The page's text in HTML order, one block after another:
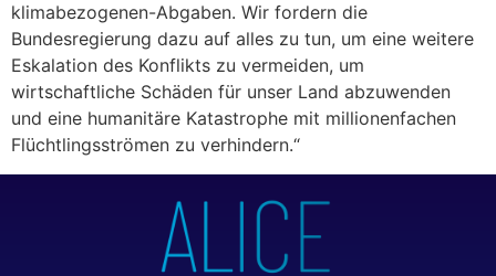
klimabezogenen-Abgaben. Wir fordern die
Bundesregierung dazu auf alles zu tun, um eine weitere
Eskalation des Konflikts zu vermeiden, um
wirtschaftliche Schäden für unser Land abzuwenden
und eine humanitäre Katastrophe mit millionenfachen
Flüchtlingsströmen zu verhindern.“